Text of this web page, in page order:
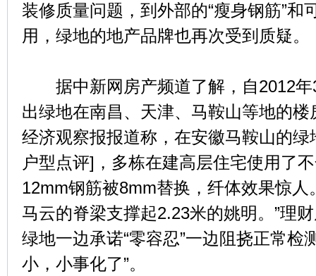
装修质量问题，到外部的“瘦身钢筋”和
用，绿地的地产品牌也再次受到质疑。
据中新网房产频道了解，自2012年
出绿地在南昌、天津、马鞍山等地的
经济观察报报道称，在安徽马鞍山的
户型点评]，多栋在建高层住宅使用了
12mm钢筋被8mm替换，纤体效果惊人
马云的脊梁支撑起2.23米的姚明。”理
绿地一边承诺“零容忍”一边阻挠正常检
小，小事化了”。